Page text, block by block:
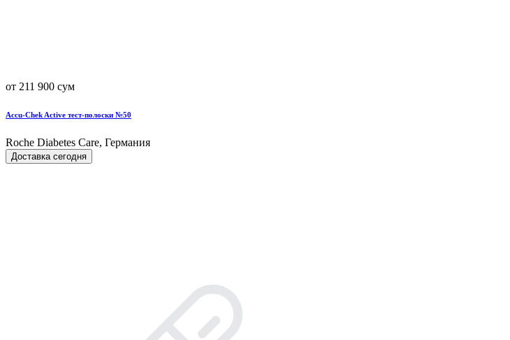
от 211 900 сум
Accu-Chek Active тест-полоски №50
Roche Diabetes Care, Германия
Доставка сегодня